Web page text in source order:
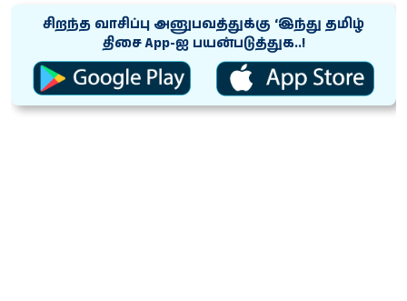
சிறந்த வாசிப்பு அனுபவத்துக்கு ‘இந்து தமிழ்
திசை App-ஐ பயன்படுத்துக..!